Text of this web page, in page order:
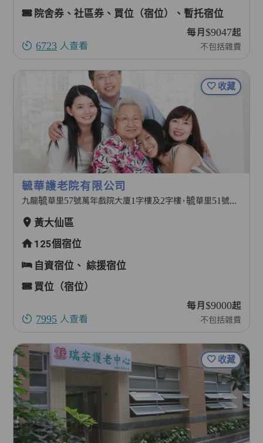
院舍券、社區券、買位（宿位）、暫托宿位
6723 人查看
每月$9047起
不包括雜費
收藏
毓華護老院有限公司
九龍毓華里57號萬年戲院大廈1字樓及2字樓，毓華里51號及毓華街70號地下部份
黃大仙區
125個宿位
自資宿位、綜援宿位
買位（宿位）
7995 人查看
每月$9000起
不包括雜費
收藏